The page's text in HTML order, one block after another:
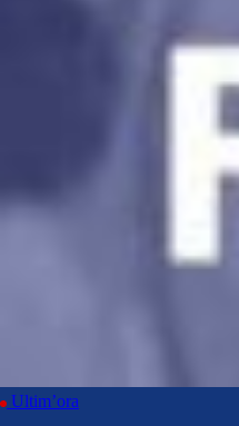
Ultim’ora